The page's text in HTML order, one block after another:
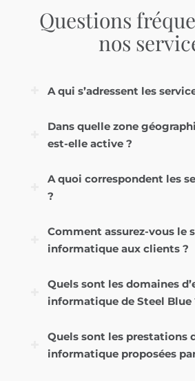
Questions
nos
A qui s’adressent les
Dans quelle zone
est-elle active ?
A quoi correspondent les
?
Comment assurez-vous le
informatique aux clients ?
Quels sont les domaines
informatique de Steel Blue
Quels sont les prestations
informatique proposées